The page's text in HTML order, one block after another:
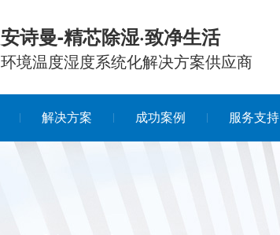
安诗曼-精芯除湿·致净生活
环境温度湿度系统化解决方案供应商
解决方案 成功案例 服务支持